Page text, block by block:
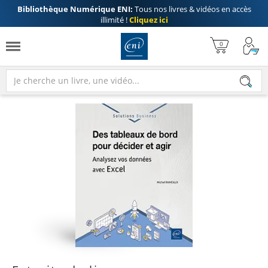
Bibliothèque Numérique ENI: Tous nos livres & vidéos en accès
illimité !Cliquez ici